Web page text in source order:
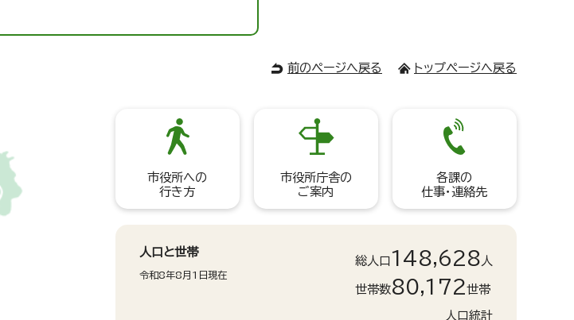
前のページへ戻る トップページへ戻る
市役所への
行き方
市役所庁舎の
ご案内
各課の
仕事・連絡先
人口と世帯
令和8年8月1日現在
総人口 148,628 人
世帯数80,172世帯
人口統計